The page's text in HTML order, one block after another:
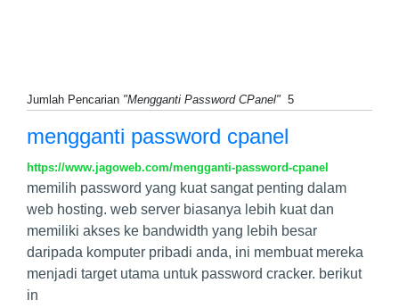
Jumlah Pencarian "Mengganti Password CPanel" 5
mengganti password cpanel
https://www.jagoweb.com/mengganti-password-cpanel
memilih password yang kuat sangat penting dalam
web hosting. web server biasanya lebih kuat dan
memiliki akses ke bandwidth yang lebih besar
daripada komputer pribadi anda, ini membuat mereka
menjadi target utama untuk password cracker. berikut
in